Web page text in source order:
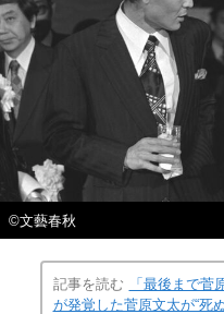
©文藝春秋
記事を読む
「最後まで菅
が発覚した菅原文太が“死